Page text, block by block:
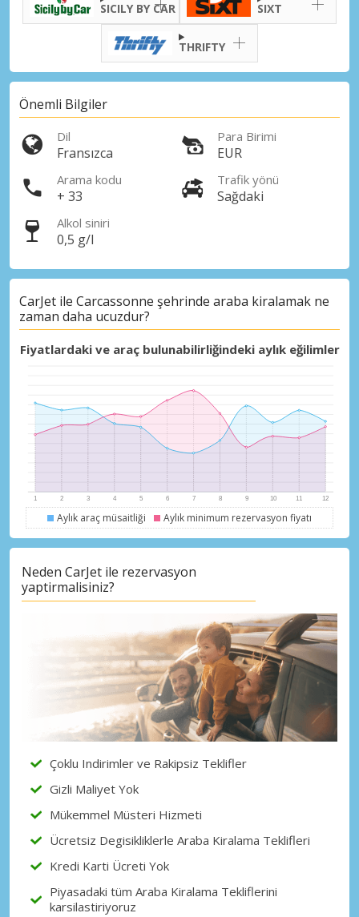
SICILY BY CAR SIXT
THRIFTY
Önemli Bilgiler
Dil
Fransızca
Para Birimi
EUR
Arama kodu
+ 33
Trafik yönü
Sağdaki
Alkol siniri
0,5 g/l
CarJet ile Carcassonne şehrinde araba kiralamak ne
zaman daha ucuzdur?
Fiyatlardaki ve araç bulunabilirliğindeki aylık eğilimler
Aylık araç müsaitliği Aylık minimum rezervasyon fiyatı
Neden CarJet ile rezervasyon
yaptirmalisiniz?
Çoklu Indirimler ve Rakipsiz Teklifler
Gizli Maliyet Yok
Mükemmel Müsteri Hizmeti
Ücretsiz Degisikliklerle Araba Kiralama Teklifleri
Kredi Karti Ücreti Yok
Piyasadaki tüm Araba Kiralama Tekliflerini
karsilastiriyoruz
eLink ile giriş yap